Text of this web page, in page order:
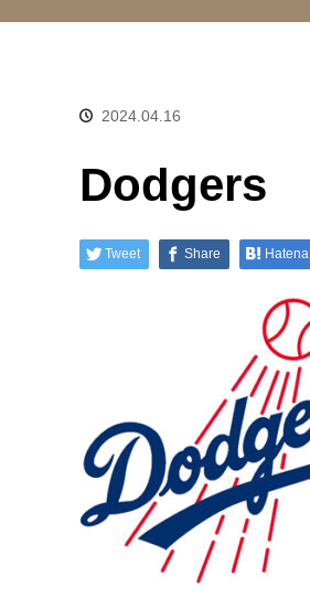
2024.04.16
Dodgers
Tweet Share Hatena